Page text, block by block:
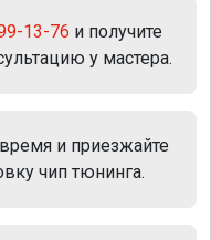
13-76 и получите
у мастера.
и приезжайте
чип тюнинга.